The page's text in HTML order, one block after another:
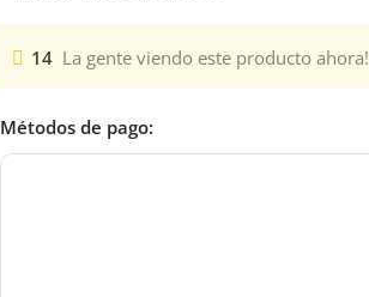
14 La gente viendo este producto ahora!
Métodos de pago: